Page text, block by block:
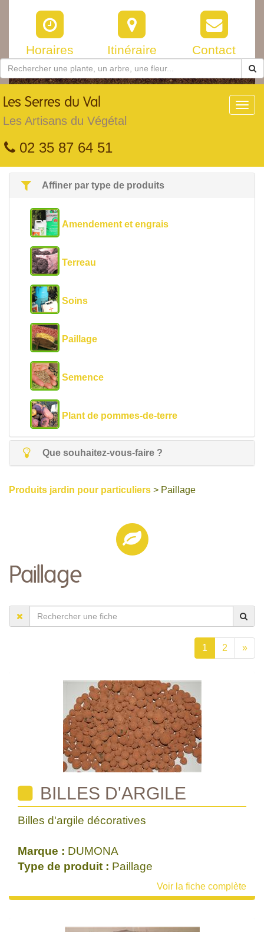
Horaires Itinéraire Contact
Les Serres du Val
Les Artisans du Végétal
02 35 87 64 51
Affiner par type de produits
Amendement et engrais
Terreau
Soins
Paillage
Semence
Plant de pommes-de-terre
Que souhaitez-vous-faire ?
Produits jardin pour particuliers > Paillage
Paillage
1 2 »
BILLES D'ARGILE
Billes d'argile décoratives
Marque : DUMONA
Type de produit : Paillage
Voir la fiche complète